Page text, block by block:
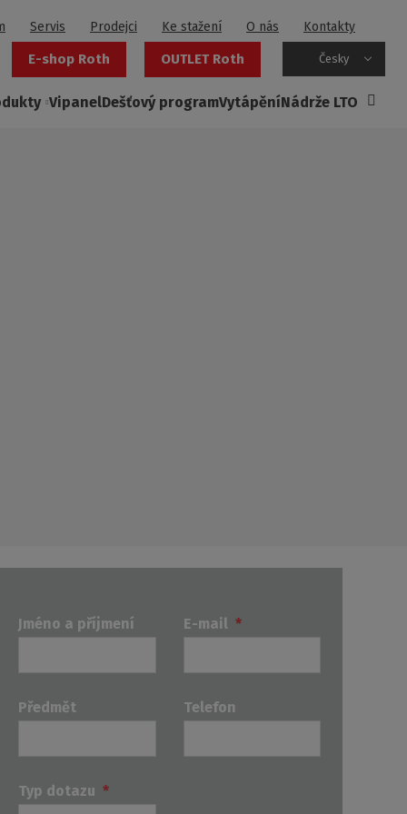
Servis Prodejci Ke stažení O nás Kontakty
E-shop Roth OUTLET Roth Česky
VipanelDešťový programVytápěníNádrže LTO
Jméno a příjmení
Předmět
Typ dotazu *
E-mail *
Telefon